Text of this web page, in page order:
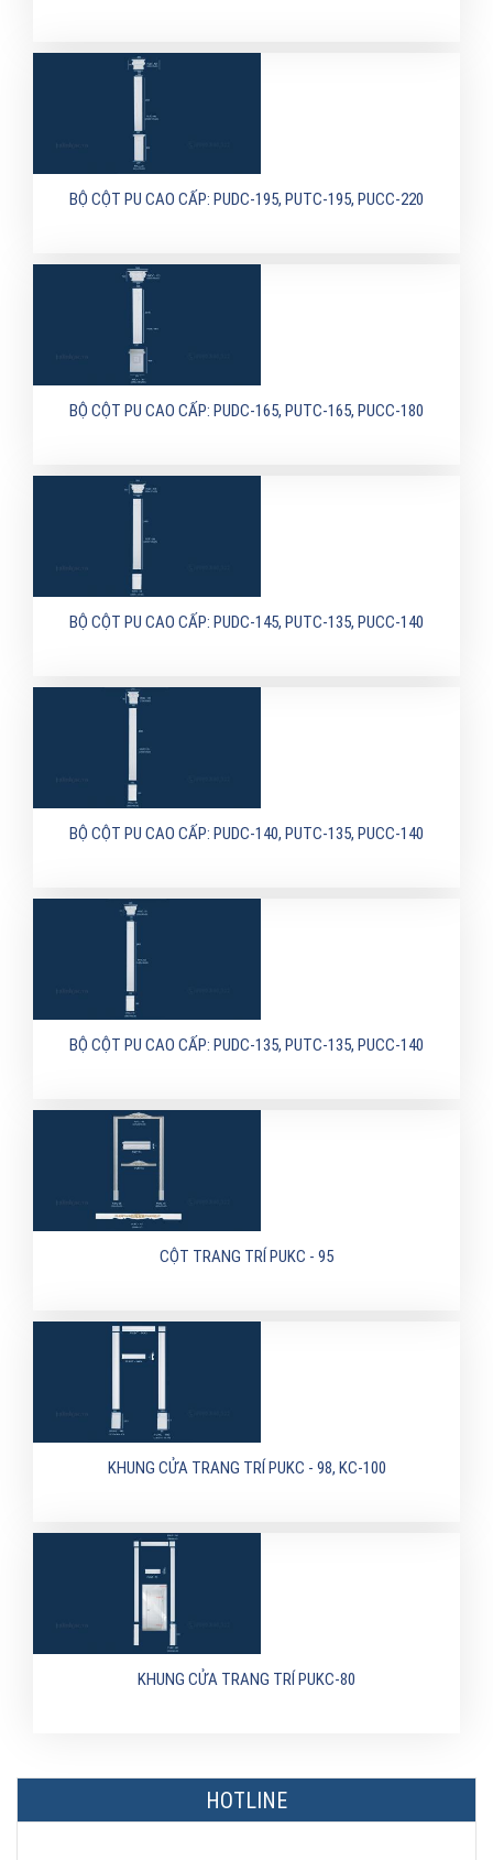
BỘ CỘT PU CAO CẤP: PUDC-195, PUTC-195, PUCC-220
BỘ CỘT PU CAO CẤP: PUDC-165, PUTC-165, PUCC-180
BỘ CỘT PU CAO CẤP: PUDC-145, PUTC-135, PUCC-140
BỘ CỘT PU CAO CẤP: PUDC-140, PUTC-135, PUCC-140
BỘ CỘT PU CAO CẤP: PUDC-135, PUTC-135, PUCC-140
CỘT TRANG TRÍ PUKC - 95
KHUNG CỬA TRANG TRÍ PUKC - 98, KC-100
KHUNG CỬA TRANG TRÍ PUKC-80
HOTLINE